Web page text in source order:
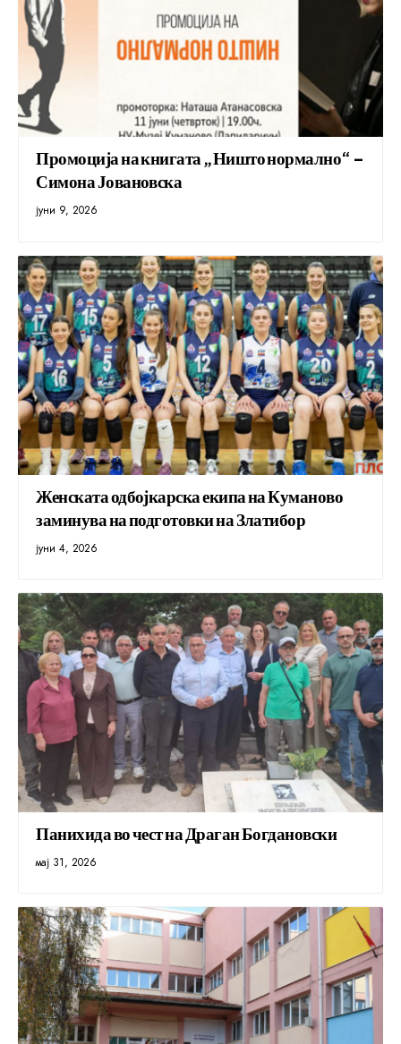
Промоција на книгата „Ништо нормално“ –
Симона Јовановска
јуни 9, 2026
Женската одбојкарска екипа на Куманово
заминува на подготовки на Златибор
јуни 4, 2026
Панихида во чест на Драган Богдановски
мај 31, 2026